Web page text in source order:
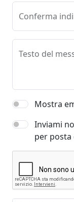
Conferma
Testo del
Mostra
Inviami
per